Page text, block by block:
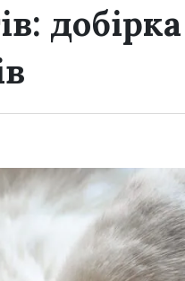
добірка